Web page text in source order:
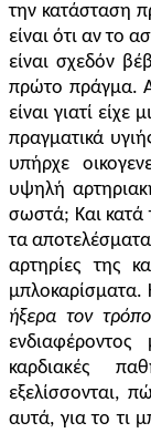
την κατάσταση
είναι ότι αν το
είναι σχεδόν
πρώτο πράγμα.
είναι γιατί
πραγματικά
υπήρχε
υψηλή
σωστά; Και κατά
τα
αρτηρίες της
μπλοκαρίσματα.
ήξερα τον
ενδιαφέροντος
καρδιακές
εξελίσσονται,
αυτά, για τοτι